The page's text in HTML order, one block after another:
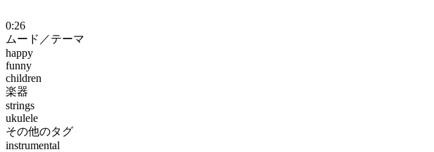
0:26
ムード／テーマ
happy
funny
children
楽器
strings
ukulele
その他のタグ
instrumental